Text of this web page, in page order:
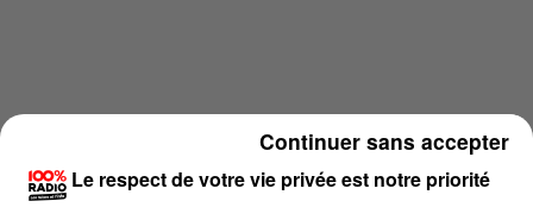
Le respect de votre vie privée est notre priorité
Continuer sans accepter